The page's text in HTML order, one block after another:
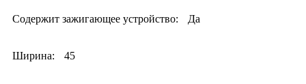
Содержит зажигающее устройство: Да
Ширина: 45